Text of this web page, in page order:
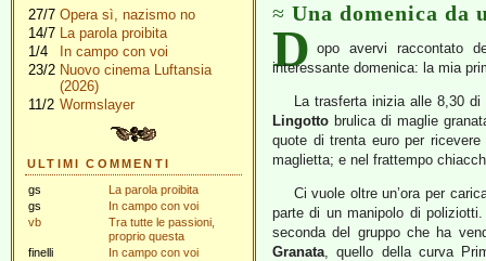
27/7 Opera sì, nazismo no
14/7 La parola proibita
1/4
In campo con voi
23/2 Nuovo cinema Luftansia
(2026)
11/2 Wormslayer
ULTIMI COMMENTI
gs
La parola proibita
gs
In campo con voi
vb
Tra tutte le passioni,
proprio questa
finelli
In campo con voi
Una domenica da
D opo avervi raccontato
interessante domenica: la mia
La trasferta inizia alle 8,30
Lingotto brulica di maglie
quote di trenta euro per
maglietta; e nel frattempo
Ci vuole oltre un’ora per
parte di un manipolo di
seconda del gruppo che ha
Granata, quello della curva